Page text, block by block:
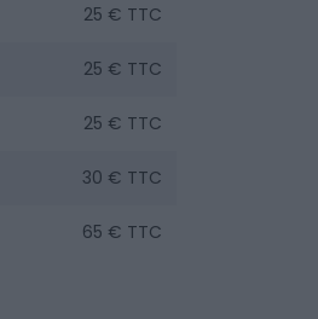
25 € TTC
25 € TTC
25 € TTC
30 € TTC
65 € TTC